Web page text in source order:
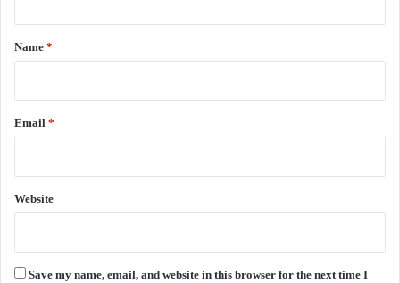
*
Name *
Email *
Website
Save my name, email, and website in this browser for the next time I